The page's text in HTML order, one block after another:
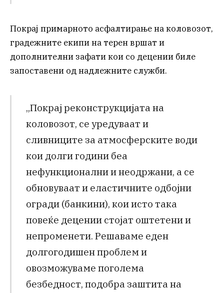
Покрај примарното асфалтирање на коловозот,
градежните екипи на терен вршат и
дополнителни зафати кои со децении биле
запоставени од надлежните служби.
„Покрај реконструкцијата на
коловозот, се уредуваат и
сливниците за атмосферските води
кои долги години беа
нефункционални и неодржани, а се
обновуваат и еластичните одбојни
огради (банкини), кои исто така
повеќе децении стојат оштетени и
непроменети. Решаваме еден
долгогодишен проблем и
овозможуваме поголема
безбедност, подобра заштита на